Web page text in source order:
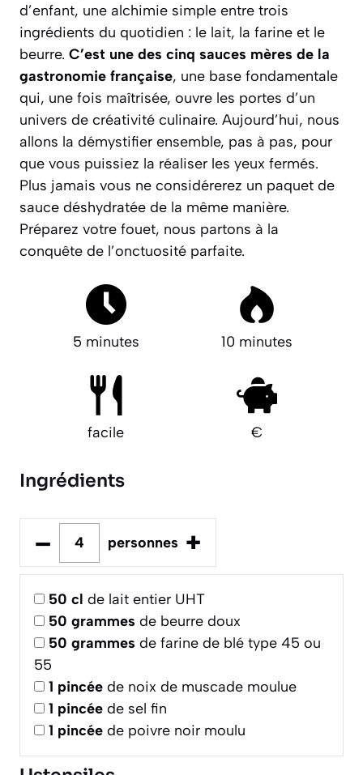
d’enfant, une alchimie simple entre trois
ingrédients du quotidien : le lait, la farine et le
beurre. C’est une des cinq sauces mères de la
gastronomie française, une base fondamentale
qui, une fois maîtrisée, ouvre les portes d’un
univers de créativité culinaire. Aujourd’hui, nous
allons la démystifier ensemble, pas à pas, pour
que vous puissiez la réaliser les yeux fermés.
Plus jamais vous ne considérerez un paquet de
sauce déshydratée de la même manière.
Préparez votre fouet, nous partons à la
conquête de l’onctuosité parfaite.
5 minutes 10 minutes
facile €
Ingrédients
– personnes +
50 cl de lait entier UHT
50 grammes de beurre doux
50 grammes de farine de blé type 45 ou
55
1 pincée de noix de muscade moulue
1 pincée de sel fin
1 pincée de poivre noir moulu